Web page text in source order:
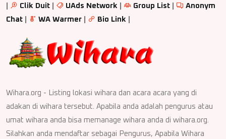
Clik Duit UAds Network Group List
Anonym
Chat
WA Warmer Bio Link
Wihara.org - Listing lokasi wihara dan acara acara yang di
adakan di wihara tersebut. Apabila anda adalah pengurus atau
umat wihara anda bisa memanage wihara anda di wihara.org.
Silahkan anda mendaftar sebagai Pengurus, Apabila Wihara